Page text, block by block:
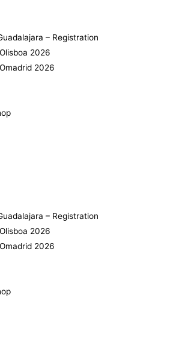
– Registration
2026
2026
– Registration
2026
2026